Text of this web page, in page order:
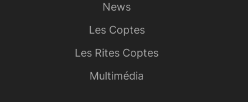
News
Les Coptes
Les Rites Coptes
Multimédia